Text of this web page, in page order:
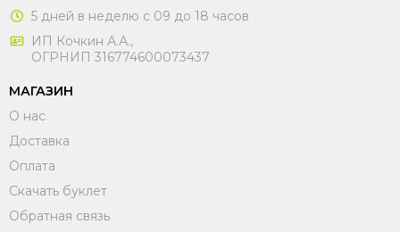
5 дней в неделю с 09 до 18 часов
ИП Кочкин А.А.,
ОГРНИП 316774600073437
МАГАЗИН
О нас
Доставка
Оплата
Скачать буклет
Обратная связь